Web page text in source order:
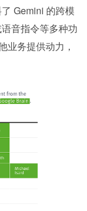
Gemini 的跨模
音指令等多种功
业务提供动力，